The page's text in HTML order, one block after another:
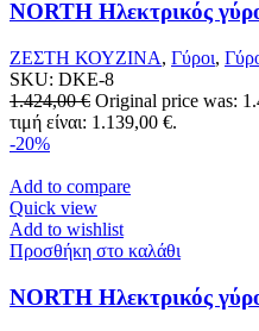
NORTH Ηλεκτρικός
ΖΕΣΤΗ ΚΟΥΖΙΝΑ, Γύροι,
SKU: DKE-8
1.424,00€ Original price was:
τιμή είναι: 1.139,00 €.
-20%
Add to compare
Quick view
Add to wishlist
Προσθήκη στο καλάθι
NORTH Ηλεκτρικός